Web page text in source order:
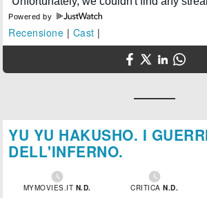
Powered by
Recensione | Cast |
YU YU HAKUSHO. I
DELL'INFERNO.

MYMOVIES.IT N.D.

CRITICAN.D.